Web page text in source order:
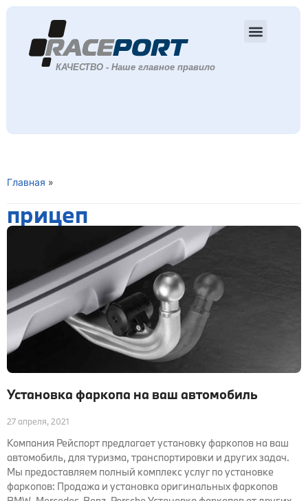
Главная »
прицеп
Установка фаркопа на ваш автомобиль
27 апреля, 2021
Компания Рейспорт предлагает установку фаркопов на ваш
автомобиль, для туризма, транспортировки и других задач.
Мы предоставляем полный комплекс услуг по установке
фаркопов: Продажа и установка оригинальных фаркопов